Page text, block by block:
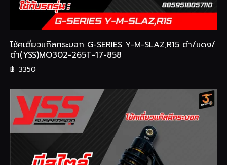
โช้คเดี่ยวแก๊สกระบอก G-SERIES Y-M-SLAZ,R15 ดำ/แดง/
ดำ(YSS)MO302-265T-17-858
฿ 3350